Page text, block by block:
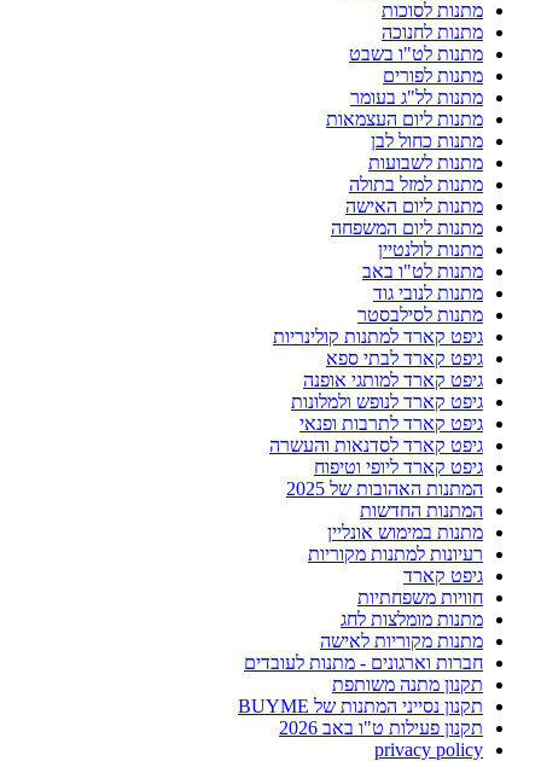
מתנות לסוכות
מתנות לחנוכה
מתנות לט"ו בשבט
מתנות לפורים
מתנות לל"ג בעומר
מתנות ליום העצמאות
מתנות כחול לבן
מתנות לשבועות
מתנות למזל בתולה
מתנות ליום האישה
מתנות ליום המשפחה
מתנות לולנטיין
מתנות לט"ו באב
מתנות לנובי גוד
מתנות לסילבסטר
גיפט קארד למתנות קולינריות
גיפט קארד לבתי ספא
גיפט קארד למותגי אופנה
גיפט קארד לנופש ולמלונות
גיפט קארד לתרבות ופנאי
גיפט קארד לסדנאות והעשרה
גיפט קארד ליופי וטיפוח
המתנות האהובות של 2025
המתנות החדשות
מתנות במימוש אונליין
רעיונות למתנות מקוריות
גיפט קארד
חוויות משפחתיות
מתנות מומלצות לחג
מתנות מקוריות לאישה
חברות וארגונים - מתנות לעובדים
תקנון מתנה משותפת
תקנון נסייני המתנות של BUYME
תקנון פעילות ט"ו באב 2026
privacy policy